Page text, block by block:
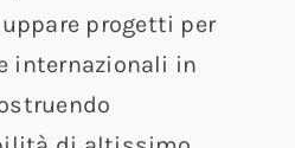
progetti per
internazionali in